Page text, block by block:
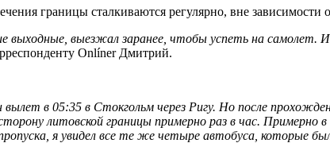
границы сталкиваются регулярно, вне зависимости
выезжал заранее, чтобы успеть на самолет.
Onlíner Дмитрий.
в 05:35 в Стокгольм через Ригу. Но после
литовской границы примерно раз в час. Примерно
я увидел все те же четыре автобуса, которые